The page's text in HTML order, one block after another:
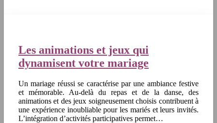
Les animations et jeux qui
dynamisent votre mariage
Un mariage réussi se caractérise par une ambiance festive
et mémorable. Au-delà du repas et de la danse, des
animations et des jeux soigneusement choisis contribuent à
une expérience inoubliable pour les mariés et leurs invités.
L’intégration d’activités participatives permet…